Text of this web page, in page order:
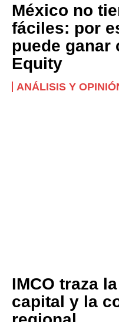
México no
fáciles: por
puede ganar
Equity
ANÁLISIS Y
IMCO traza
capital y la